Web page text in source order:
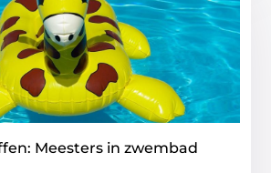
Meesters in zwembad